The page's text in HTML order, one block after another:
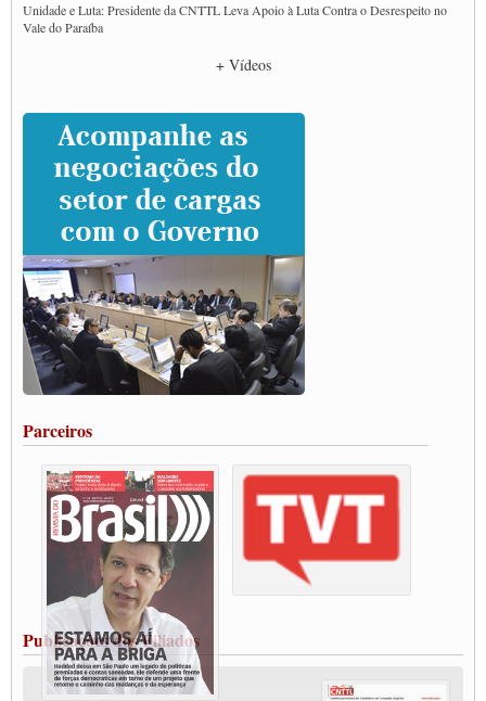
Unidade e Luta: Presidente da CNTTL Leva Apoio à Luta Contra o Desrespeito no
Vale do Paraíba
Caminhoneiros prometem paralisação e cobram diálogo com Lula
CNTTL e lideranças de caminhoneiros participam de debate sobre saúde nas
rodovias
Paulinho e Litti debatem política global para transporte rodoviário de cargas na
SUTCRA no Uruguai
Grande Conquista da Categoria transporte de Cargas e Caminhoneiros Autonomos
ENCONTRO INTERNACIONAL EM APOIO A CLASSE TRABALHADORA
DO BRASIL E A ELEIÇÃO 2022
Carta às Brasileiras e aos Brasileiros em Defesa do Estado Democrático de Direito
Paulinho, presidente da CNTTL, faz balanço do 3º Congresso da CNTTL
Caminhoneiros aprovam greve a partir do 1º de novembro
Rodoviários de Feira Santana fazem Assembleia para avaliar proposta de reajuste
salarial
Vacina Já: Lockdown de 24 horas dos trabalhadores em transportes está mantido,
Condutores de Guarulhos farão greve sanitária nesta terça-feira (20)
Paralisação dos Caminhoneiros na #BR285, entrocamento que liga o Mercosul ao
Rio Grande
Caminhoneiros bloqueiam duas faixas na Castello Branco e fazem protesto
Modal-Live #13 Aumento da Violência Contra Mulher e o Adoecimento da Classe
Trabalhadora em Tempos de Pandemia
MODAL-LIVE#12 POLÍTICAS PÚBLICAS DE TRANSPORTE PARA A
CLASSE TRABALHADORA E ELEIÇÕES NA PANDEMIA
MODAL-LIVE#11 POLÍTICAS PÚBLICAS DE TRANSPORTE
JUVENTUDE DO TRANSPORTE: POR QUE DEVEMOS NOS ORGANIZAR?
+ Vídeos
Parceiros
Publicações dos Filiados